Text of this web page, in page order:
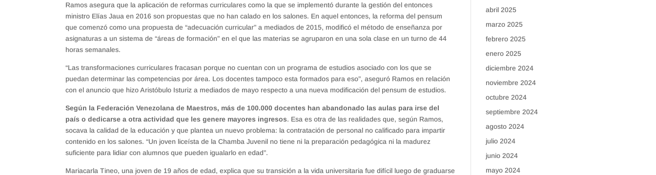
Ramos asegura que la aplicación de reformas curriculares como la que se implementó durante la gestión del entonces
ministro Elías Jaua en 2016 son propuestas que no han calado en los salones. En aquel entonces, la reforma del pensum
que comenzó como una propuesta de “adecuación curricular” a mediados de 2015, modificó el método de enseñanza por
asignaturas a un sistema de “áreas de formación” en el que las materias se agruparon en una sola clase en un turno de 44
horas semanales.
“Las transformaciones curriculares fracasan porque no cuentan con un programa de estudios asociado con los que se
puedan determinar las competencias por área. Los docentes tampoco esta formados para eso”, aseguró Ramos en relación
con el anuncio que hizo Aristóbulo Isturiz a mediados de mayo respecto a una nueva modificación del pensum de estudios.
Según la Federación Venezolana de Maestros, más de 100.000 docentes han abandonado las aulas para irse del
país o dedicarse a otra actividad que les genere mayores ingresos. Esa es otra de las realidades que, según Ramos,
socava la calidad de la educación y que plantea un nuevo problema: la contratación de personal no calificado para impartir
contenido en los salones. “Un joven liceísta de la Chamba Juvenil no tiene ni la preparación pedagógica ni la madurez
suficiente para lidiar con alumnos que pueden igualarlo en edad”.
Mariacarla Tineo, una joven de 19 años de edad, explica que su transición a la vida universitaria fue difícil luego de graduarse
abril 2025
marzo 2025
febrero 2025
enero 2025
diciembre 2024
noviembre 2024
octubre 2024
septiembre 2024
agosto 2024
julio 2024
junio 2024
mayo 2024